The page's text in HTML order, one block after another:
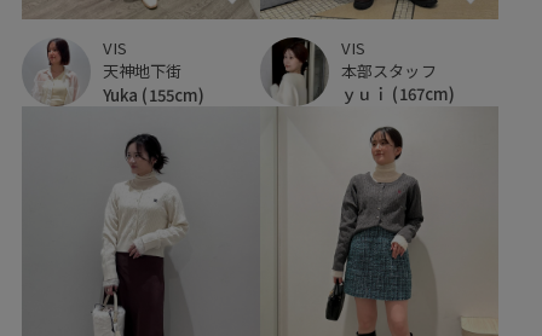
VIS
天神地下街
Yuka (155cm)
VIS
本部スタッフ
ｙｕｉ (167cm)